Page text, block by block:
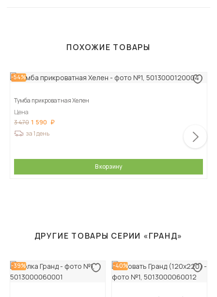
ПОХОЖИЕ ТОВАРЫ
-54%
Тумба прикроватная Хелен
Цена
3 470 1 590
за 1 день
В корзину
ДРУГИЕ ТОВАРЫ СЕРИИ «ГРАНД»
-39% -40%